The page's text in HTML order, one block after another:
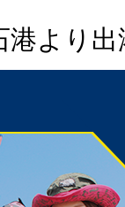
港より出